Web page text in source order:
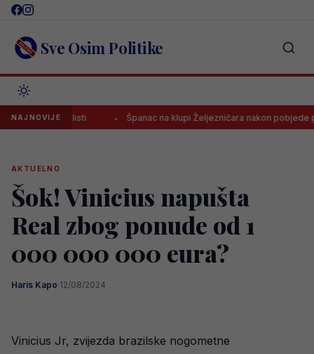
Skip
content Sve Osim Politike
NAJNOVIJE
na A listi Španac na klupi Željezničara nakon pobjede poslao
AKTUELNO
Šok! Vinicius napušta
Real zbog ponude od 1
000 000 000 eura?
Haris Kapo·12/08/2024
Vinicius Jr, zvijezda brazilske nogometne